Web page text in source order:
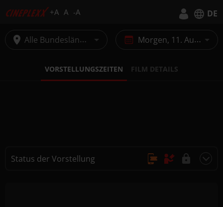
+A A -A DE
Deutsch
Alle Bundesländer Morgen, 11. August
VORSTELLUNGSZEITEN FILM DETAILS
Status der Vorstellung